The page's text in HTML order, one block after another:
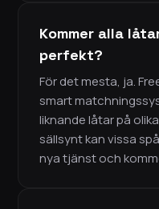
Kommer alla
perfekt?
För det mesta, ja.
smart
liknande låtar på
sällsynt kan vissa
nya tjänst och